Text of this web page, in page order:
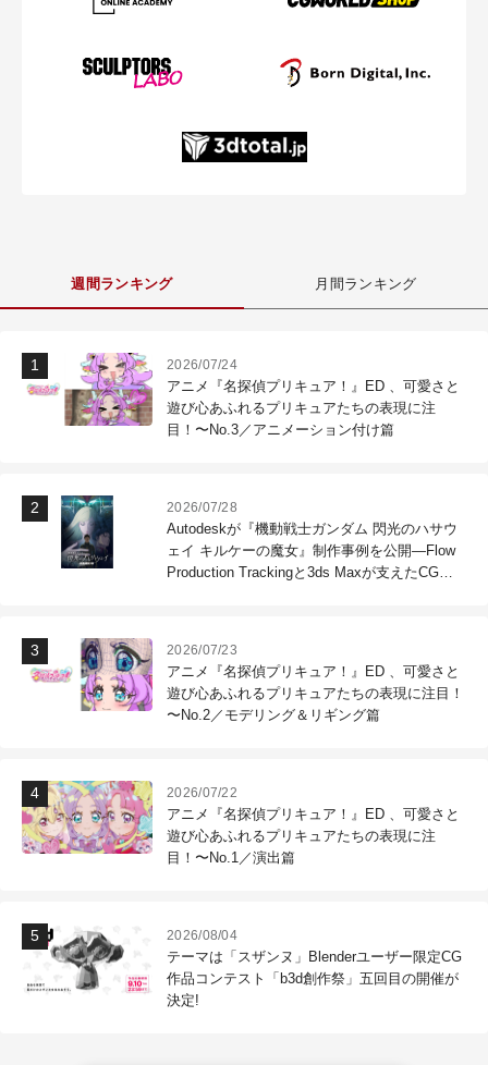
週間ランキング 月間ランキング
2026/07/24
アニメ『名探偵プリキュア！』ED 、可愛さと
遊び心あふれるプリキュアたちの表現に注
目！〜No.3／アニメーション付け篇
2026/07/28
Autodeskが『機動戦士ガンダム 閃光のハサウ
ェイ キルケーの魔女』制作事例を公開―Flow
Production Trackingと3ds Maxが支えたCG制
2026/07/23
アニメ『名探偵プリキュア！』ED 、可愛さと
遊び心あふれるプリキュアたちの表現に注目！
〜No.2／モデリング＆リギング篇
2026/07/22
アニメ『名探偵プリキュア！』ED 、可愛さと
遊び心あふれるプリキュアたちの表現に注
目！〜No.1／演出篇
2026/08/04
テーマは「スザンヌ」Blenderユーザー限定CG
作品コンテスト「b3d創作祭」五回目の開催が
決定!